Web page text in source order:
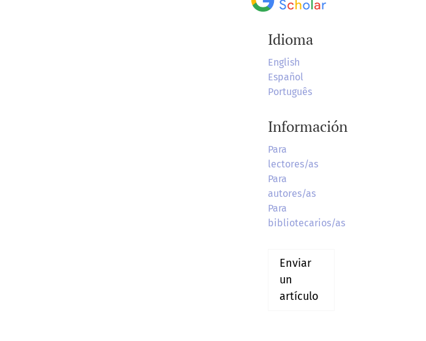
Idioma
English
Español
Português
Información
Para
lectores/as
Para
autores/as
Para
bibliotecarios/as
Enviar
un
artículo